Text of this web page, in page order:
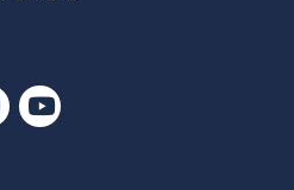
Instagram
Youtube